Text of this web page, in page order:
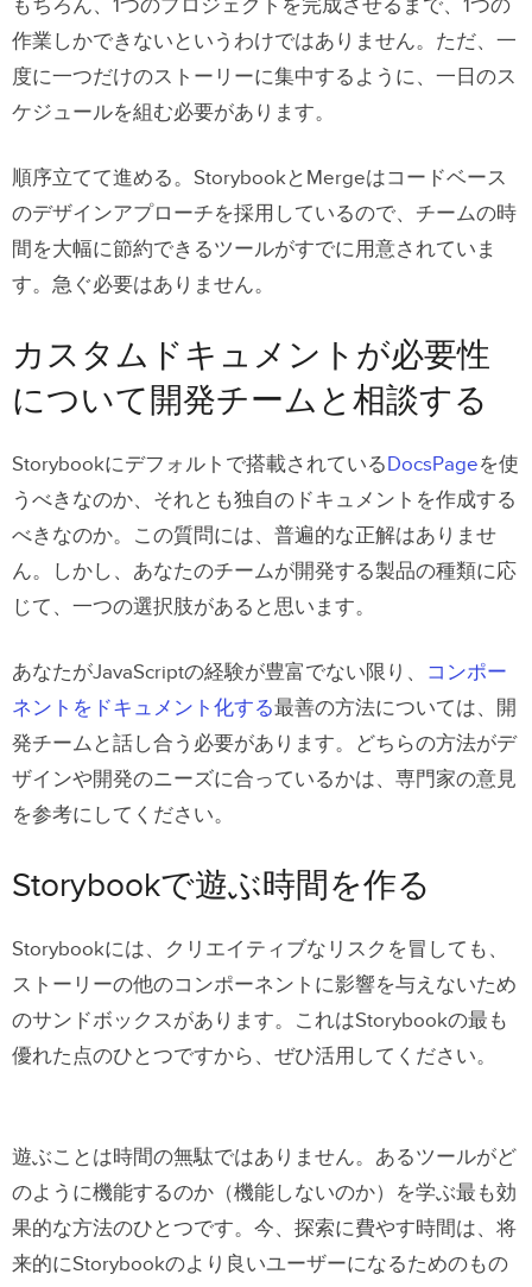
もちろん、1つのプロジェクトを完成させるまで、1つの
作業しかできないというわけではありません。ただ、一
度に一つだけのストーリーに集中するように、一日のス
ケジュールを組む必要があります。
順序立てて進める。StorybookとMergeはコードベース
のデザインアプローチを採用しているので、チームの時
間を大幅に節約できるツールがすでに用意されていま
す。急ぐ必要はありません。
カスタムドキュメントが必要性
について開発チームと相談する
Storybookにデフォルトで搭載されているDocsPageを使
うべきなのか、それとも独自のドキュメントを作成する
べきなのか。この質問には、普遍的な正解はありませ
ん。しかし、あなたのチームが開発する製品の種類に応
じて、一つの選択肢があると思います。
あなたがJavaScriptの経験が豊富でない限り、 コンポー
ネントをドキュメント化する最善の方法については、開
発チームと話し合う必要があります。どちらの方法がデ
ザインや開発のニーズに合っているかは、専門家の意見
を参考にしてください。
Storybookで遊ぶ時間を作る
Storybookには、クリエイティブなリスクを冒しても、
ストーリーの他のコンポーネントに影響を与えないため
のサンドボックスがあります。これはStorybookの最も
優れた点のひとつですから、ぜひ活用してください。
遊ぶことは時間の無駄ではありません。あるツールがど
のように機能するのか（機能しないのか）を学ぶ最も効
果的な方法のひとつです。今、探索に費やす時間は、将
来的にStorybookのより良いユーザーになるためのもの